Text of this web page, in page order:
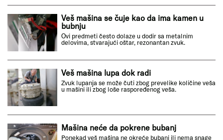
Veš mašina se čuje kao da ima kamen u
bubnju
Ovi predmeti često dolaze u dodir sa metalnim
delovima, stvarajući oštar, rezonantan zvuk.
Veš mašina lupa dok radi
Zvuk lupanja se može čuti zbog prevelike količine veša
u mašini ili zbog loše raspoređenog veša.
Mašina neće da pokrene bubanj
Ponekad veš mašina ne okreće bubanj ili nema snage